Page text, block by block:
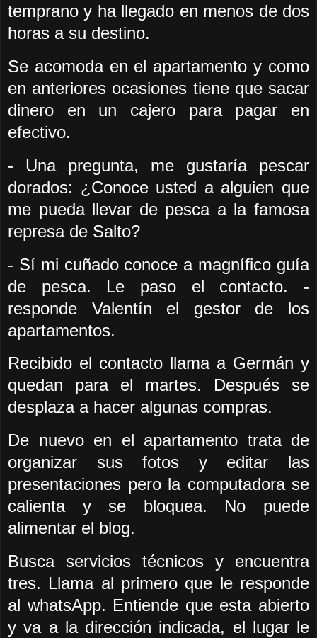
temprano y ha llegado en menos de dos
horas a su destino.
Se acomoda en el apartamento y como
en anteriores ocasiones tiene que sacar
dinero en un cajero para pagar en
efectivo.
- Una pregunta, me gustaría pescar
dorados: ¿Conoce usted a alguien que
me pueda llevar de pesca a la famosa
represa de Salto?
- Sí mi cuñado conoce a magnífico guía
de pesca. Le paso el contacto. -
responde Valentín el gestor de los
apartamentos.
Recibido el contacto llama a Germán y
quedan para el martes. Después se
desplaza a hacer algunas compras.
De nuevo en el apartamento trata de
organizar sus fotos y editar las
presentaciones pero la computadora se
calienta y se bloquea. No puede
alimentar el blog.
Busca servicios técnicos y encuentra
tres. Llama al primero que le responde
al whatsApp. Entiende que esta abierto
y va a la dirección indicada, el lugar le